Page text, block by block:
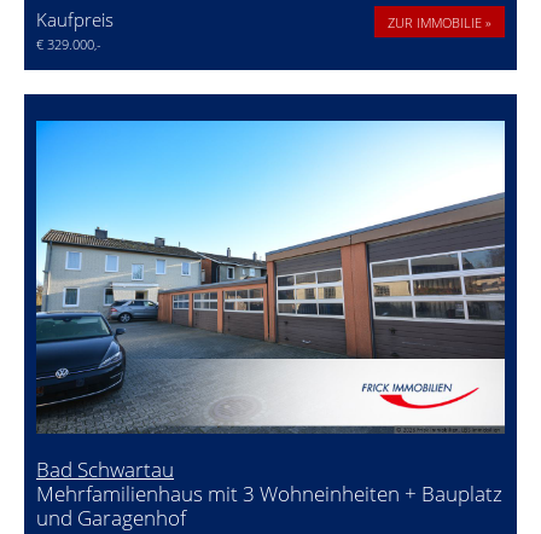
Kaufpreis
€ 329.000,-
ZUR IMMOBILIE »
Bad Schwartau
Mehrfamilienhaus mit 3 Wohneinheiten + Bauplatz
und Garagenhof